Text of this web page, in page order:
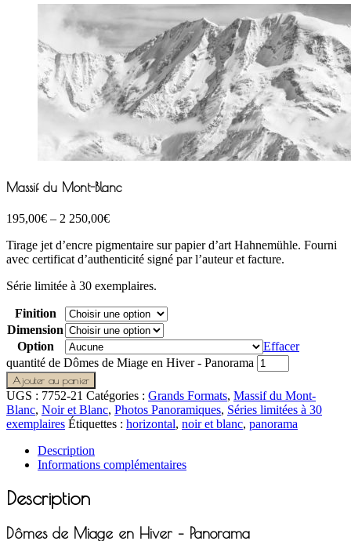
Massif du Mont-Blanc
195,00€ – 2 250,00€
Tirage jet d’encre pigmentaire sur papier d’art Hahnemühle. Fourni
avec certificat d’authenticité signé par l’auteur et facture.
Série limitée à 30 exemplaires.
Finition
Dimension
Option
Effacer
quantité de Dômes de Miage en Hiver - Panorama
Ajouter au panier
UGS : 7752-21 Catégories : Grands Formats, Massif du Mont-
Blanc, Noir et Blanc, Photos Panoramiques, Séries limitées à 30
exemplaires Étiquettes : horizontal, noir et blanc, panorama
Description
Informations complémentaires
Description
Dômes de Miage en Hiver – Panorama